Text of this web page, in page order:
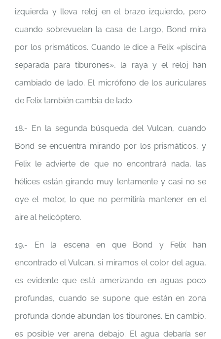
izquierda y lleva reloj en el brazo izquierdo, pero
cuando sobrevuelan la casa de Largo, Bond mira
por los prismáticos. Cuando le dice a Felix «piscina
separada para tiburones», la raya y el reloj han
cambiado de lado. El micrófono de los auriculares
de Felix también cambia de lado.
18.- En la segunda búsqueda del Vulcan, cuando
Bond se encuentra mirando por los prismáticos, y
Felix le advierte de que no encontrará nada, las
hélices están girando muy lentamente y casi no se
oye el motor, lo que no permitiría mantener en el
aire al helicóptero.
19.- En la escena en que Bond y Felix han
encontrado el Vulcan, si miramos el color del agua,
es evidente que está amerizando en aguas poco
profundas, cuando se supone que están en zona
profunda donde abundan los tiburones. En cambio,
es posible ver arena debajo. El agua debaría ser